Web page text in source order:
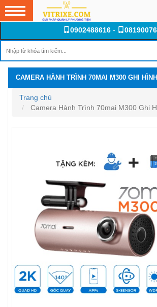
0902488616-
CAMERA HÀNH TRÌNH 70MAI M300 GHI
Trang chủ
Camera Hành Trình 70mai M300 Ghi